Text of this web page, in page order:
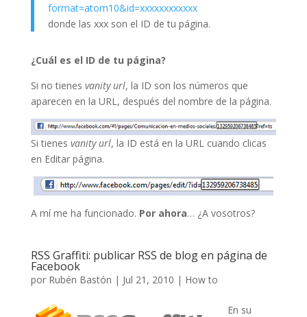
format=atom10&id=xxxxxxxxxxxx
donde las xxx son el ID de tu página.
¿Cuál es el ID de tu página?
Si no tienes vanity url, la ID son los números que
aparecen en la URL, después del nombre de la página.
Si tienes vanity url, la ID está en la URL cuando clicas
en Editar página.
A mí me ha funcionado. Por ahora… ¿A vosotros?
RSS Graffiti: publicar RSS de blog en página de
Facebook
por Rubén Bastón | Jul 21, 2010 | How to
En su